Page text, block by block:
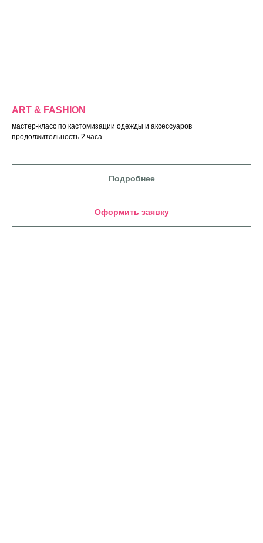
ART & FASHION
мастер-класс по кастомизации одежды и аксессуаров
продолжительность 2 часа
Подробнее
Оформить заявку